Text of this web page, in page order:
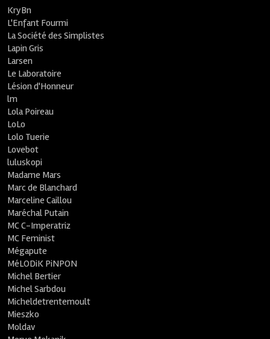
KryBn
L'Enfant Fourmi
La Société des Simplistes
Lapin Gris
Larsen
Le Laboratoire
Lésion d'Honneur
lm
Lola Poireau
LoLo
Lolo Tuerie
Lovebot
luluskopi
Madame Mars
Marc de Blanchard
Marceline Caillou
Maréchal Putain
MC C-Imperatriz
MC Feminist
Mégapute
MéLODiK PiNPON
Michel Bertier
Michel Sarbdou
Micheldetrentemoult
Mieszko
Moldav